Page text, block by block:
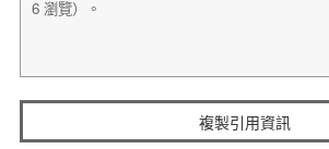
複製引用資訊